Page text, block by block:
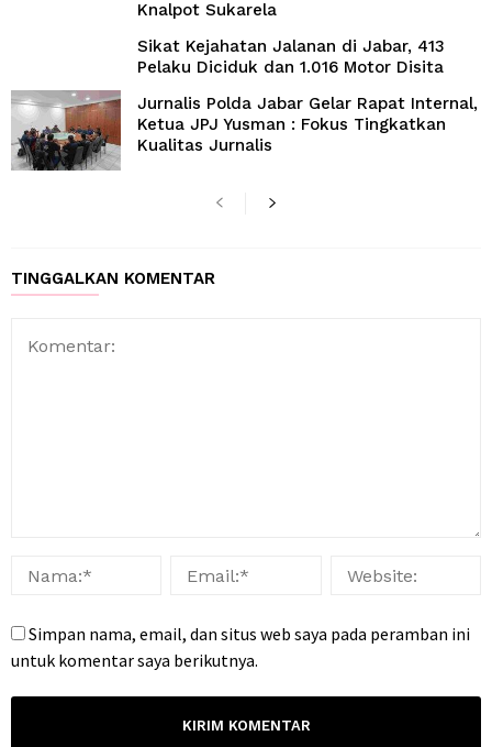
Knalpot Sukarela
Sikat Kejahatan Jalanan di Jabar, 413
Pelaku Diciduk dan 1.016 Motor Disita
Jurnalis Polda Jabar Gelar Rapat Internal,
Ketua JPJ Yusman : Fokus Tingkatkan
Kualitas Jurnalis
TINGGALKAN KOMENTAR
Simpan nama, email, dan situs web saya pada peramban ini
untuk komentar saya berikutnya.